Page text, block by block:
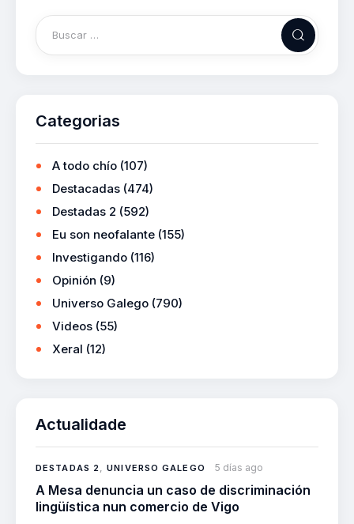
Categorias
A todo chío (107)
Destacadas (474)
Destadas 2 (592)
Eu son neofalante (155)
Investigando (116)
Opinión (9)
Universo Galego (790)
Videos (55)
Xeral (12)
Actualidade
DESTADAS 2,UNIVERSO GALEGO 5 días ago
A Mesa denuncia un caso de discriminación
lingüística nun comercio de Vigo